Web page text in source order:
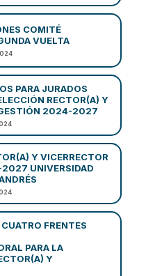
COMITÉ
VUELTA
PARA JURADOS
RECTOR(A) Y
2024-2027
Y VICERRECTOR
UNIVERSIDAD
FRENTES
PARA LA
Y